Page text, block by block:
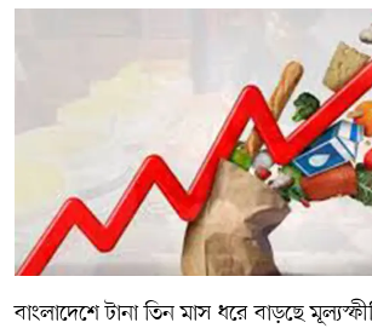
বাংলাদেশে টানা তিন মাস ধরে বাড়ছে